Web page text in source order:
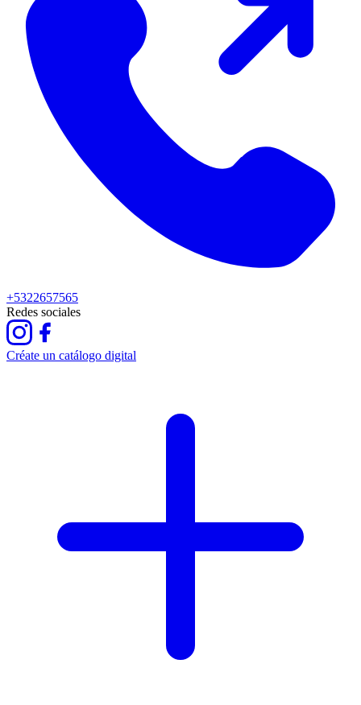
+5322657565
Redes sociales
Créate un catálogo digital